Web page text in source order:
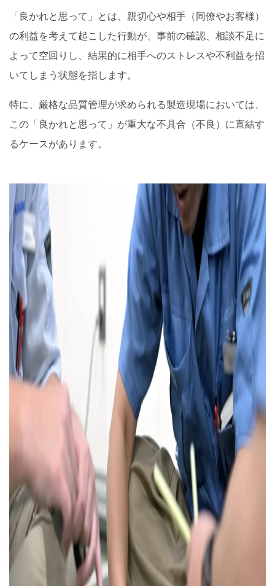
「良かれと思って」とは、親切心や相手（同僚やお客様）
の利益を考えて起こした行動が、事前の確認、相談不足に
よって空回りし、結果的に相手へのストレスや不利益を招
いてしまう状態を指します。
特に、厳格な品質管理が求められる製造現場においては、
この「良かれと思って」が重大な不具合（不良）に直結す
るケースがあります。